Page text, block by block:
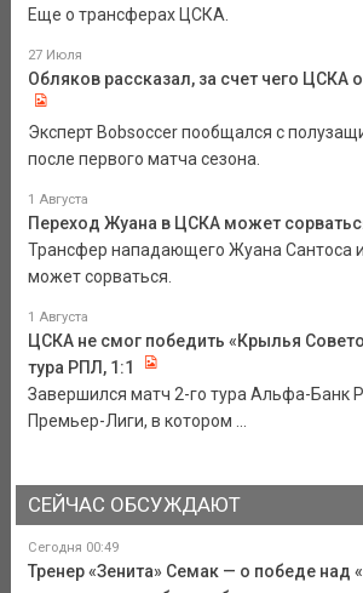
Еще о трансферах ЦСКА.
27 Июля
Обляков рассказал, за счет чего ЦСКА
Эксперт Bobsoccer пообщался с
после первого матча сезона.
1 Августа
Переход Жуана в ЦСКА может
Трансфер нападающего Жуана Сантоса
может сорваться.
1 Августа
ЦСКА не смог победить «Крылья
тура РПЛ, 1:1
Завершился матч 2-го тура Альфа-Банк
Премьер-Лиги, в котором ...
СЕЙЧАС ОБСУЖДАЮТ
Сегодня 00:49
Тренер «Зенита» Семак — о победе над